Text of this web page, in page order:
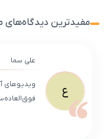
مفیدترین دیدگاه‌های
ع
علی سما